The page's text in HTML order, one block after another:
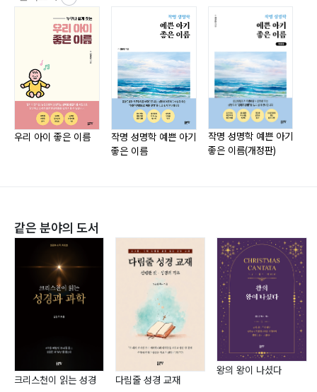
3장 한글이름 짓기 ? 발음오행● 83
1. 상생상극 85
2. 발음오행 사례90
4장 한자이름 짓기 ? 수리오행● 93
1. 수리사격과 81수리 94
2. 수리오행 사례 111
1. 사주에 필요한 오행 117
2. 조후용신 사례 119
3. 억부용신 사례 122
1. 작명 사례 133
우리 아이 좋은 이름
작명 성명학 예쁜 아기
좋은 이름
작명 성명학 예쁜 아기
좋은 이름(개정판)
같은 분야의 도서
크리스천이 읽는 성경
다림줄 성경 교재
왕의 왕이 나셨다